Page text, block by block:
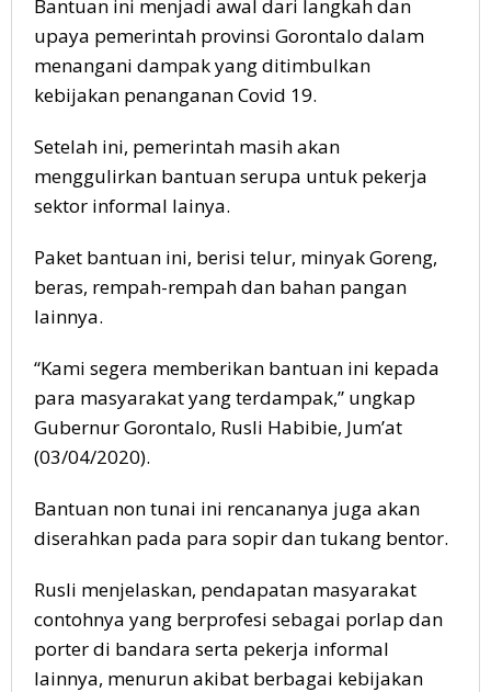
Bantuan ini menjadi awal dari langkah dan
upaya pemerintah provinsi Gorontalo dalam
menangani dampak yang ditimbulkan
kebijakan penanganan Covid 19.
Setelah ini, pemerintah masih akan
menggulirkan bantuan serupa untuk pekerja
sektor informal lainya.
Paket bantuan ini, berisi telur, minyak Goreng,
beras, rempah-rempah dan bahan pangan
lainnya.
“Kami segera memberikan bantuan ini kepada
para masyarakat yang terdampak,” ungkap
Gubernur Gorontalo, Rusli Habibie, Jum’at
(03/04/2020).
Bantuan non tunai ini rencananya juga akan
diserahkan pada para sopir dan tukang bentor.
Rusli menjelaskan, pendapatan masyarakat
contohnya yang berprofesi sebagai porlap dan
porter di bandara serta pekerja informal
lainnya, menurun akibat berbagai kebijakan